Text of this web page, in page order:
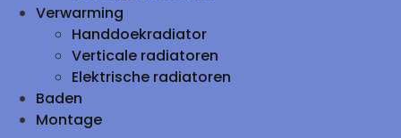
Verwarming
Handdoekradiator
Verticale radiatoren
Elektrische radiatoren
Baden
Montage